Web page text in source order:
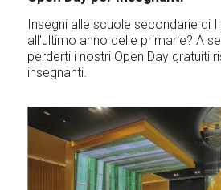
Insegni alle scuole secondarie di
all'ultimo anno delle primarie? A
perderti i nostri Open Day gratuiti
insegnanti.